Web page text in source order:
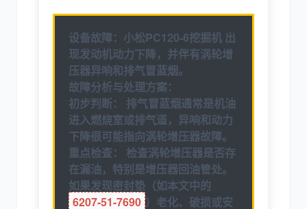
设备故障： 小松PC120-6挖掘机 出
现发动机动力下降，并伴有涡轮增
压器异响和排气冒蓝烟。
故障分析与处理方案：
初步判断：
排气冒蓝烟通常是机油
进入燃烧室或排气道，异响和动力
下降很可能指向涡轮增压器故障。
重点检查：
检查涡轮增压器是否存
在漏油，特别是增压器回油管处。
如果发现密封垫（如本文中的
6207-51-7690 ）老化、破损或安